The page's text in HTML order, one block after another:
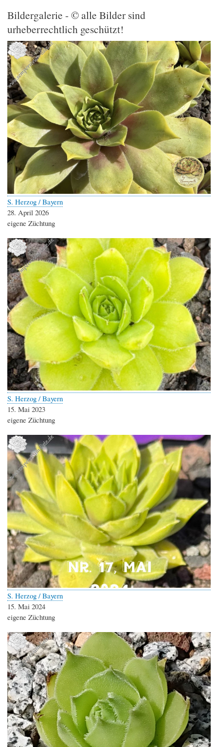
Bildergalerie - © alle Bilder sind
urheberrechtlich geschützt!
S. Herzog / Bayern
28. April 2026
eigene Züchtung
S. Herzog / Bayern
15. Mai 2023
eigene Züchtung
S. Herzog / Bayern
15. Mai 2024
eigene Züchtung